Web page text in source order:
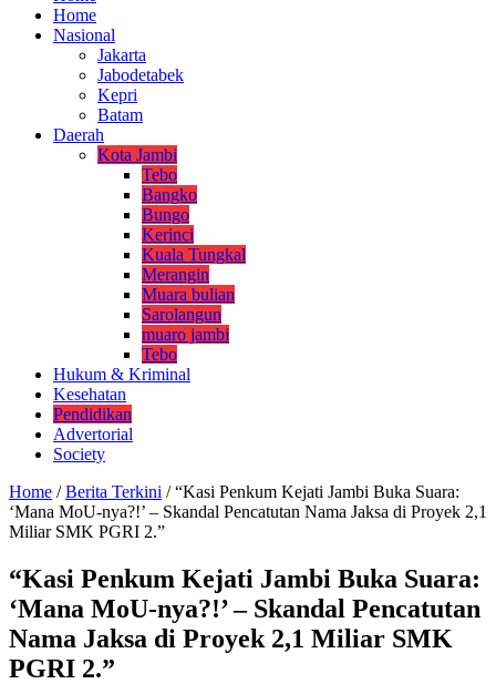
Home
Nasional
Jakarta
Jabodetabek
Kepri
Batam
Daerah
Kota Jambi
Tebo
Bangko
Bungo
Kerinci
Kuala Tungkal
Merangin
Muara bulian
Sarolangun
muaro jambi
Tebo
Hukum & Kriminal
Kesehatan
Pendidikan
Advertorial
Society
Home / Berita Terkini / “Kasi Penkum Kejati Jambi Buka Suara:
‘Mana MoU-nya?!’ – Skandal Pencatutan Nama Jaksa di Proyek 2,1
Miliar SMK PGRI 2.”
“Kasi Penkum Kejati Jambi Buka Suara:
‘Mana MoU-nya?!’ – Skandal Pencatutan
Nama Jaksa di Proyek 2,1 Miliar SMK
PGRI 2.”